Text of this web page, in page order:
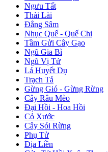
Ngưu Tất
Thài Lài
Đẳng Sâm
Nhục Quế - Quế Chi
Tầm Gửi Cây Gạo
Ngũ Gia Bì
Ngũ Vị Tử
Lá Huyết Dụ
Trạch Tả
Gừng Gió - Gừng Rừng
Cây Râu Mèo
Đại Hồi - Hoa Hồi
Cỏ Xước
Cây Sói Rừng
Phụ Tử
Địa Liền